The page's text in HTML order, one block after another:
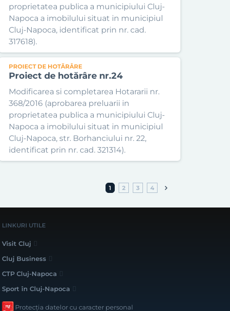
proprietatea publica a municipiului Cluj-
Napoca a imobilului situat in municipiul
Cluj-Napoca, identificat prin nr. cad.
317618).
PROIECT DE HOTĂRÂRE
Proiect de hotărâre nr.24
Modificarea si completarea Hotararii nr.
368/2016 (aprobarea preluarii in
proprietatea publica a municipiului Cluj-
Napoca a imobilului situat in municipiul
Cluj-Napoca, str. Borhanciului nr. 22,
identificat prin nr. cad. 321314).
1 2 3 4
LINKURI UTILE
Visit Cluj
Cluj Business
CTP Cluj-Napoca
Sport în Cluj-Napoca
Protecția datelor cu caracter personal